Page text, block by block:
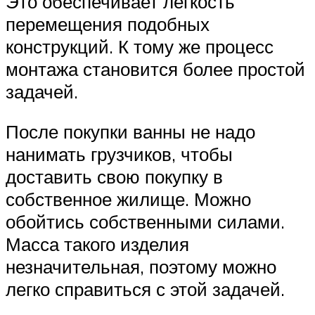
перемещения подобных
конструкций. К тому же процесс
монтажа становится более простой
задачей.
После покупки ванны не надо
нанимать грузчиков, чтобы
доставить свою покупку в
собственное жилище. Можно
обойтись собственными силами.
Масса такого изделия
незначительная, поэтому можно
легко справиться с этой задачей.